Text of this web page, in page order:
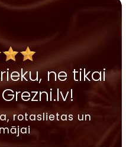
ne tikai
rotaslietas un